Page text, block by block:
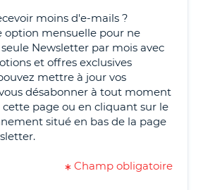
moins d'e-mails ?
option mensuelle pour ne
Newsletter par mois avec
et offres exclusives
mettre à jour vos
désabonner à tout moment
page ou en cliquant sur le
situé en bas de la page
Champ obligatoire